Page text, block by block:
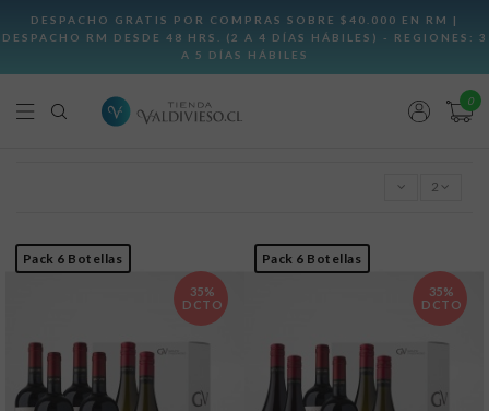
0
2
Pack 6 Botellas
35%
DCTO
Pack 6 Botellas
35%
DCTO